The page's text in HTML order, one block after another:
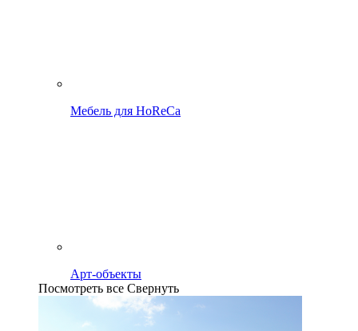
Мебель для HoReCa
Арт-объекты
Посмотреть все Свернуть